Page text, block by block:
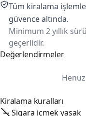
Tüm kiralama
güvence altında.
Minimum 2 yıllık
geçerlidir.
Değerlendirmeler
Kiralama kuralları
Sigara içmek yasak